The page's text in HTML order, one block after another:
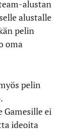
alustan
alustalle
pelin
oma
pelin
Gamesille ei
ideoita